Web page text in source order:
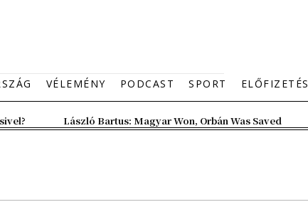
VÉLEMÉNY PODCAST SPORT ELŐFIZETÉS
László Bartus: Magyar Won, Orbán Was Saved